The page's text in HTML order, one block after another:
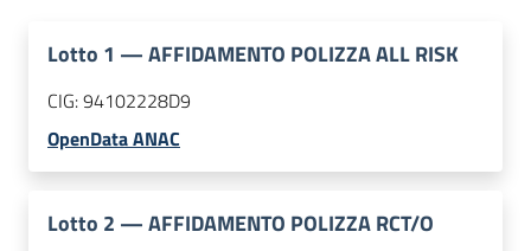
Lotto 1 —AFFIDAMENTO POLIZZA ALL RISK
CIG:94102228D9
OpenData ANAC
Lotto 2 —AFFIDAMENTO POLIZZA RCT/O